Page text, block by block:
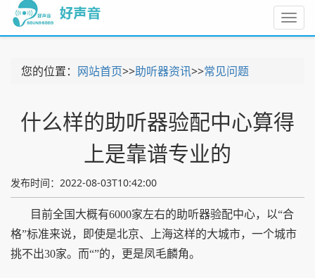
您的位置： 网站首页>>助听器资讯>>常见问题
什么样的助听器验配中心算得
上是靠谱专业的
发布时间：2022-08-03T10:42:00
目前全国大概有6000家左右的助听器验配中心，以“合
格”标准来说，即使是北京、上海这样的大城市，一个城市
挑不出30家。而“”的，更是凤毛麟角。